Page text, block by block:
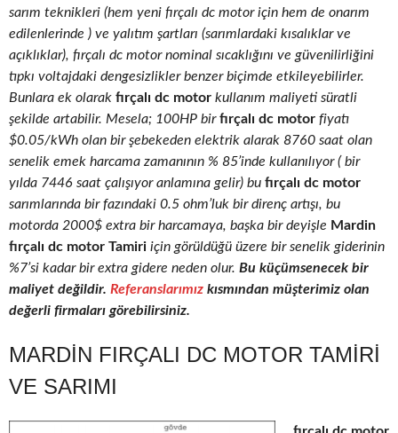
sarım teknikleri (hem yeni fırçalı dc motor için hem de onarım
edilenlerinde ) ve yalıtım şartları (sarımlardaki kısalıklar ve
açıklıklar), fırçalı dc motor nominal sıcaklığını ve güvenilirliğini
tıpkı voltajdaki dengesizlikler benzer biçimde etkileyebilirler.
Bunlara ek olarak fırçalı dc motor kullanım maliyeti süratli
şekilde artabilir. Mesela; 100HP birfırçalı dc motor fiyatı
$0.05/kWh olan bir şebekeden elektrik alarak 8760 saat olan
senelik emek harcama zamanının % 85’inde kullanılıyor ( bir
yılda 7446 saat çalışıyor anlamına gelir) bu fırçalı dc motor
sarımlarında bir fazındaki 0.5 ohm’luk bir direnç artışı, bu
motorda 2000$ extra bir harcamaya, başka bir deyişle Mardin
fırçalı dc motor Tamiri için görüldüğü üzere bir senelik giderinin
%7’si kadar bir extra gidere neden olur. Bu küçümsenecek bir
maliyet değildir. Referanslarımız kısmından müşterimiz olan
değerli firmaları görebilirsiniz.
MARDIN FIRÇALI DC MOTOR TAMIRI
VE SARIMI